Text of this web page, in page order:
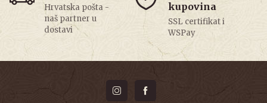
Hrvatska pošta -
naš partner u
dostavi
kupovina
SSL certifikat i
WSPay